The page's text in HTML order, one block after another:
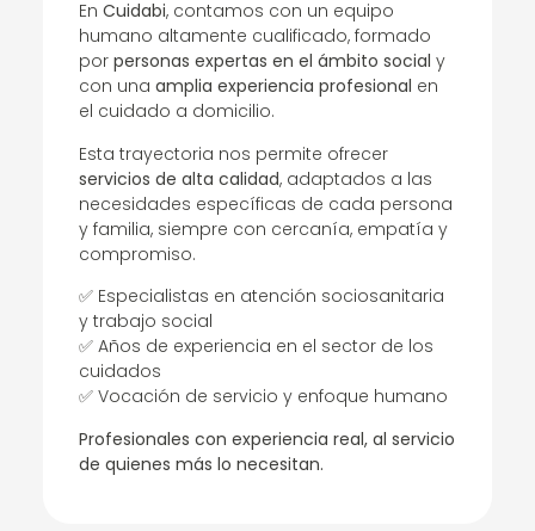
En Cuidabi, contamos con un equipo
humano altamente cualificado, formado
por personas expertas en el ámbito social y
con una amplia experiencia profesional en
el cuidado a domicilio.
Esta trayectoria nos permite ofrecer
servicios de alta calidad, adaptados a las
necesidades específicas de cada persona
y familia, siempre con cercanía, empatía y
compromiso.
✅ Especialistas en atención sociosanitaria
y trabajo social
✅ Años de experiencia en el sector de los
cuidados
✅ Vocación de servicio y enfoque humano
Profesionales con experiencia real, al servicio
de quienes más lo necesitan.